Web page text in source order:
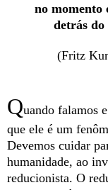
no momento
detrás do
(Fritz
Quando falamos
que ele é um
Devemos cuidar
humanidade, ao
reducionista. O